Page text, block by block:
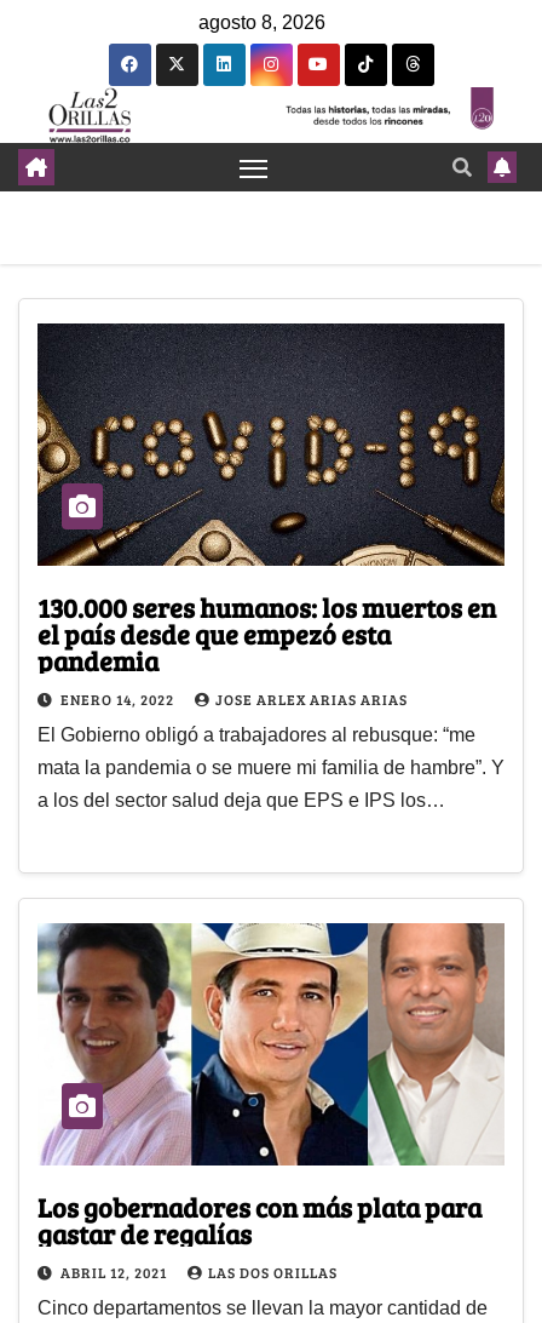
agosto 8, 2026
130.000 seres humanos: los muertos en
el país desde que empezó esta
pandemia
ENERO 14, 2022 JOSE ARLEX ARIAS ARIAS
El Gobierno obligó a trabajadores al rebusque: “me
mata la pandemia o se muere mi familia de hambre”. Y
a los del sector salud deja que EPS e IPS los…
Los gobernadores con más plata para
gastar de regalías
ABRIL 12, 2021 LAS DOS ORILLAS
Cinco departamentos se llevan la mayor cantidad de